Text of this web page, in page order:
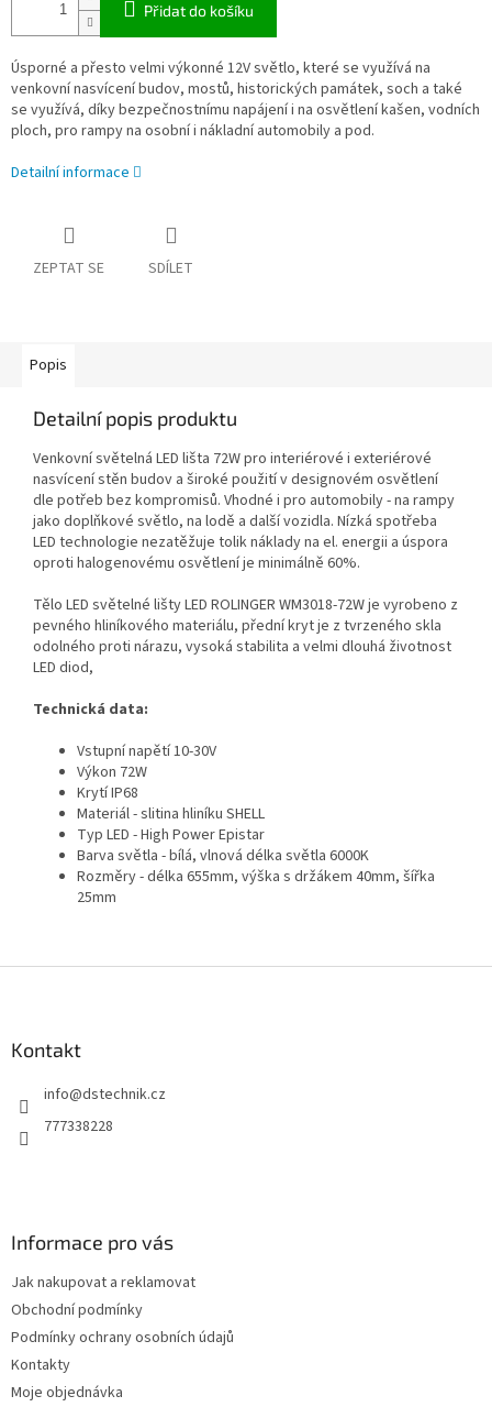
Přidat do košíku
Úsporné a přesto velmi výkonné 12V světlo, které se využívá na
venkovní nasvícení budov, mostů, historických památek, soch a také
se využívá, díky bezpečnostnímu napájení i na osvětlení kašen, vodních
ploch, pro rampy na osobní i nákladní automobily a pod.
Detailní informace
ZEPTAT SE SDÍLET
Popis
Detailní popis produktu
Venkovní světelná LED lišta 72W pro interiérové i exteriérové
nasvícení stěn budov a široké použití v designovém osvětlení
dle potřeb bez kompromisů. Vhodné i pro automobily - na rampy
jako doplňkové světlo, na lodě a další vozidla. Nízká spotřeba
LED technologie nezatěžuje tolik náklady na el. energii a úspora
oproti halogenovému osvětlení je minimálně 60%.
Tělo LED světelné lišty LED ROLINGER WM3018-72W je vyrobeno z
pevného hliníkového materiálu, přední kryt je z tvrzeného skla
odolného proti nárazu, vysoká stabilita a velmi dlouhá životnost
LED diod,
Technická data:
Vstupní napětí 10-30V
Výkon 72W
Krytí IP68
Materiál - slitina hliníku SHELL
Typ LED - High Power Epistar
Barva světla - bílá, vlnová délka světla 6000K
Rozměry - délka 655mm, výška s držákem 40mm, šířka
25mm
Kontakt
info@dstechnik.cz
777338228
Informace pro vás
Jak nakupovat a reklamovat
Obchodní podmínky
Podmínky ochrany osobních údajů
Kontakty
Moje objednávka